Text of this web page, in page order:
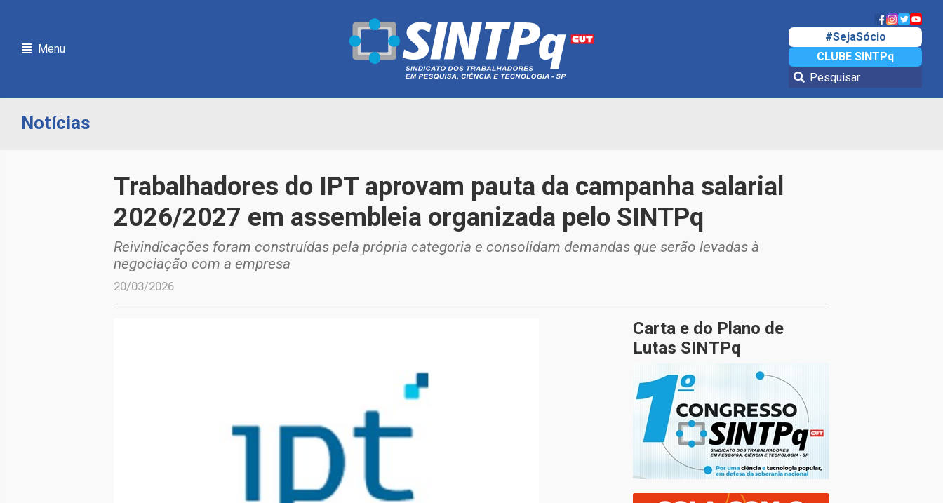
Menu
#SejaSócio
CLUBE SINTPq
Notícias
Trabalhadores do IPT aprovam pauta da campanha salarial
2026/2027 em assembleia organizada pelo SINTPq
Reivindicações foram construídas pela própria categoria e consolidam demandas que serão levadas à
negociação com a empresa
20/03/2026
Carta e do Plano de
Lutas SINTPq